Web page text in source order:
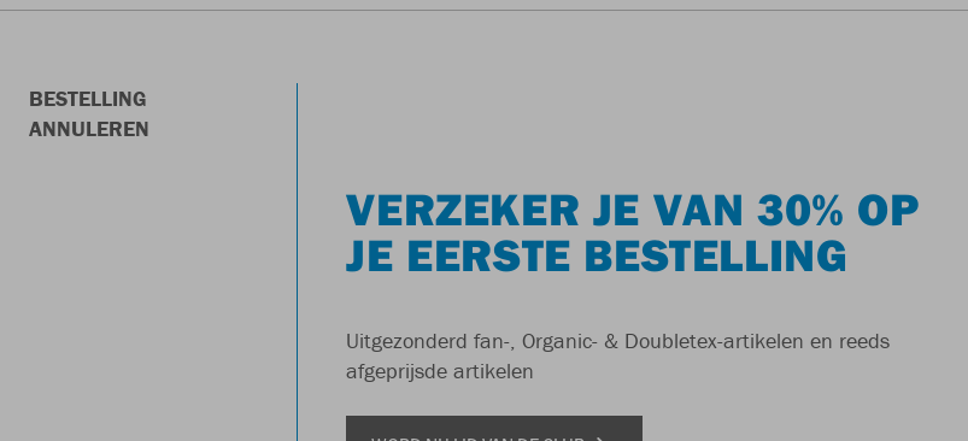
BESTELLING
ANNULEREN
VERZEKER JE VAN 30% OP
JE EERSTE BESTELLING
Uitgezonderd fan-, Organic- & Doubletex-artikelen en reeds
afgeprijsde artikelen